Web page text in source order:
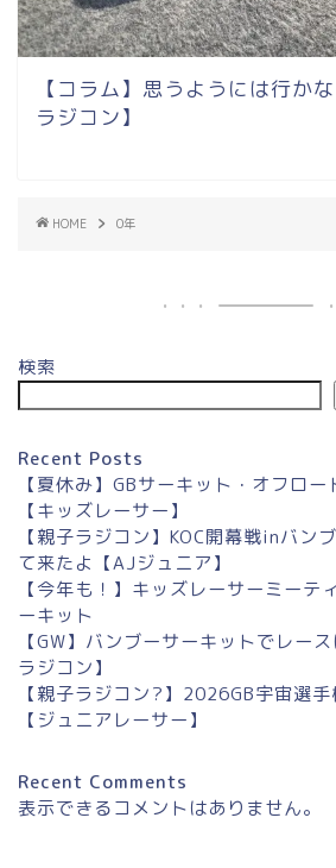
【コラム】思うようには行か
ラジコン】
HOME 0年
検索
Recent Posts
【夏休み】GBサーキット・オフロ
【キッズレーサー】
【親子ラジコン】KOC開幕戦inバン
て来たよ【AJジュニア】
【今年も！】キッズレーサーミー
ーキット
【GW】バンブーサーキットでレー
ラジコン】
【親子ラジコン?】2026GB宇宙選
【ジュニアレーサー】
Recent Comments
表示できるコメントはありません。